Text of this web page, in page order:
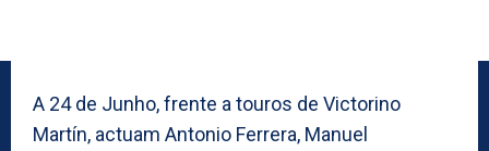
A 24 de Junho, frente a touros de Victorino
Martín, actuam Antonio Ferrera, Manuel